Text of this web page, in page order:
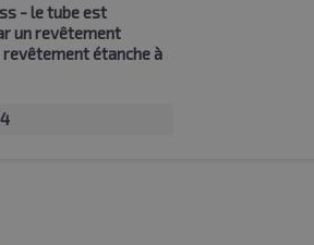
- le tube est
un revêtement
revêtement étanche à